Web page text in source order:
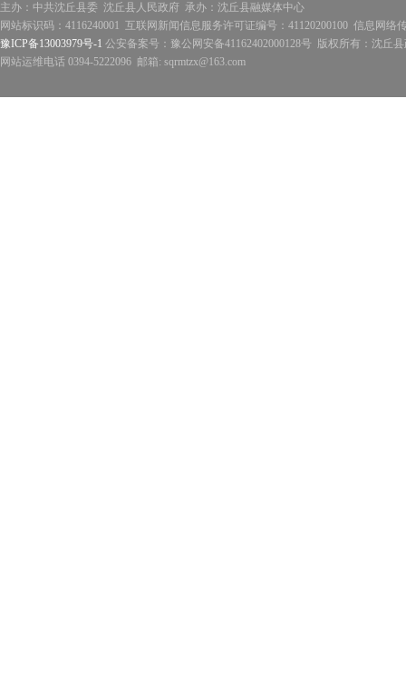
主办：中共沈丘县委 沈丘县人民政府 承办：沈丘县融媒体中心
网站标识码：4116240001 互联网新闻信息服务许可证编号：41120200100 信息网络
豫ICP备13003979号-1 公安备案号：豫公网安备41162402000128号 版权所有：沈丘
网站运维电话 0394-5222096 邮箱: sqrmtzx@163.com